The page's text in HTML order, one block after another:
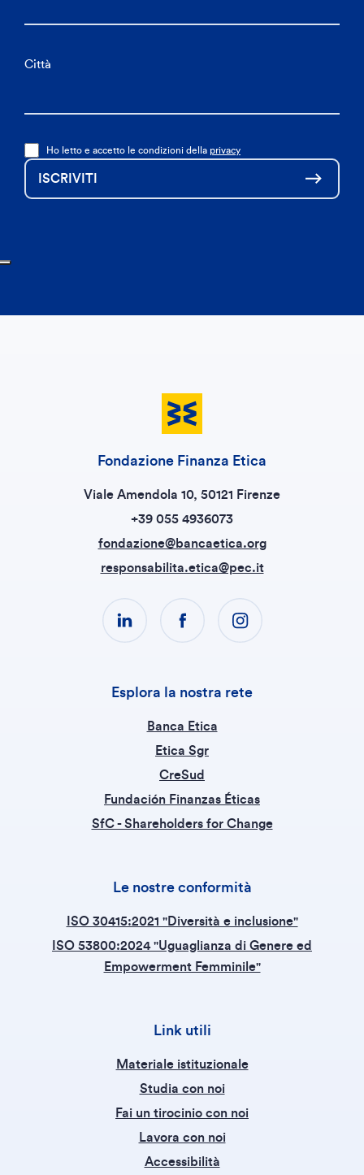
Città
Ho letto e accetto le condizioni della privacy
ISCRIVITI
Fondazione Finanza Etica
Viale Amendola 10, 50121 Firenze
+39 055 4936073
fondazione@bancaetica.org
responsabilita.etica@pec.it
Esplora la nostra rete
Banca Etica
Etica Sgr
CreSud
Fundación Finanzas Éticas
SfC - Shareholders for Change
Le nostre conformità
ISO 30415:2021 "Diversità e inclusione"
ISO 53800:2024 "Uguaglianza di Genere ed
Empowerment Femminile"
Link utili
Materiale istituzionale
Studia con noi
Fai un tirocinio con noi
Lavora con noi
Accessibilità